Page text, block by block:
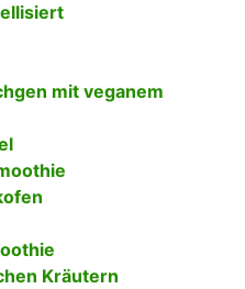
mit veganem
Kräutern